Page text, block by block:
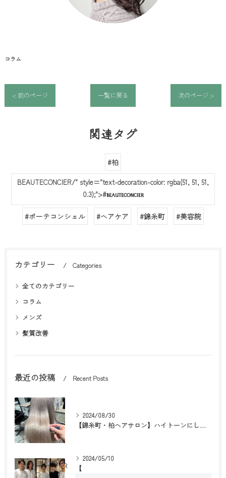
コラム
< 前のページ 一覧に戻る 次のページ >
関連タグ
#柏
BEAUTECONCIER/" style="text-decoration-color: rgba(51, 51, 51,
0.3);">#BEAUTECONCIER
#ボーテコンシェル #ヘアケア #錦糸町 #美容院
カテゴリー Categories
全てのカテゴリー
コラム
メンズ
髪質改善
最近の投稿 Recent Posts
2024/08/30
【錦糸町・柏ヘアサロン】ハイトーンにしたいけどダメージは嫌！
BEAUTECONCIER
2024/05/10
【